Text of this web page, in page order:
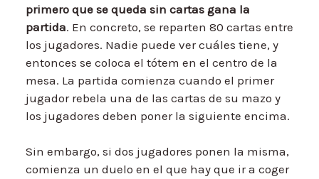
primero que se queda sin cartas gana la
partida. En concreto, se reparten 80 cartas entre
los jugadores. Nadie puede ver cuáles tiene, y
entonces se coloca el tótem en el centro de la
mesa. La partida comienza cuando el primer
jugador rebela una de las cartas de su mazo y
los jugadores deben poner la siguiente encima.
Sin embargo, si dos jugadores ponen la misma,
comienza un duelo en el que hay que ir a coger